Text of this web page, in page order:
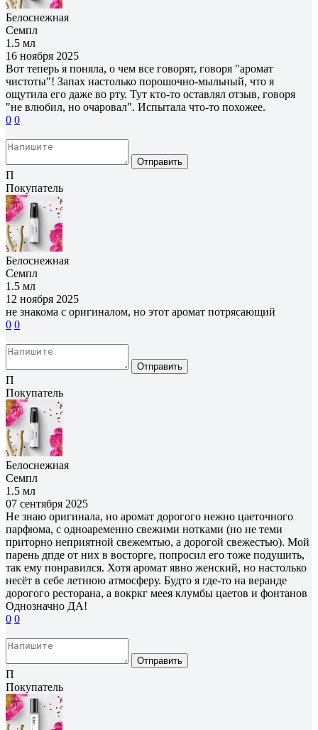
Белоснежная
Семпл
1.5 мл
16 ноября 2025
Вот теперь я поняла, о чем все говорят, говоря "аромат
чистоты"! Запах настолько порошочно-мыльный, что я
ощутила его даже во рту. Тут кто-то оставлял отзыв, говоря
"не влюбил, но очаровал". Испытала что-то похожее.
0 0
Отправить
П
Покупатель
Белоснежная
Семпл
1.5 мл
12 ноября 2025
не знакома с оригиналом, но этот аромат потрясающий
0 0
Отправить
П
Покупатель
Белоснежная
Семпл
1.5 мл
07 сентября 2025
Не знаю оригинала, но аромат дорогого нежно цаеточного
парфюма, с одноаременно свежими нотками (но не теми
приторно неприятной свежемтью, а дорогой свежестью). Мой
парень дпде от них в восторге, попросил его тоже подушить,
так ему понравился. Хотя аромат явно женский, но настолько
несëт в себе летнюю атмосферу. Будто я где-то на веранде
дорогого ресторана, а вокркг меея клумбы цаетов и фонтанов
Однозначно ДА!
0 0
Отправить
П
Покупатель